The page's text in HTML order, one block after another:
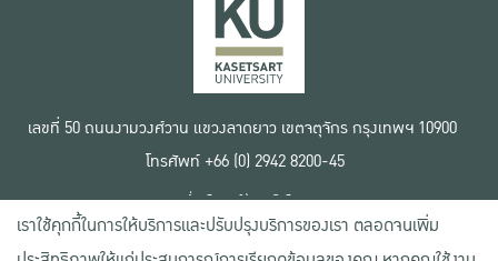
เลขที่ 50 ถนนงามวงศ์วาน แขวงลาดยาว เขตจตุจักร กรุงเทพฯ 10900
โทรศัพท์ +66 (0) 2942 8200-45
เงื่อนไขการใช้งานเว็บไซต์
ข้อตกลงด้านสิทธิ์ใช้งาน
นโยบายความเป็นส่วนตัว
เราใช้คุกกี้ในการให้บริการและปรับปรุงบริการของเรา ตลอดจนเพิ่ม